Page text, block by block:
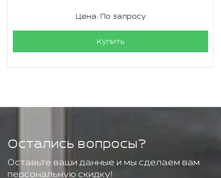
Цена: По запросу
Купить
Остались вопросы?
Оставьте ваши данные и мы сделаем вам
персональную скидку!